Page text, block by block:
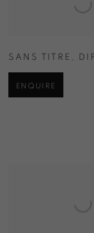
SANS TITRE ,
ENQUIRE